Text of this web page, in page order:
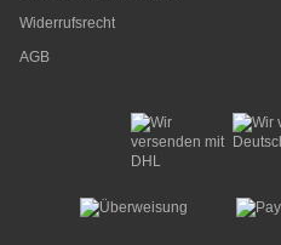
Widerrufsrecht
AGB